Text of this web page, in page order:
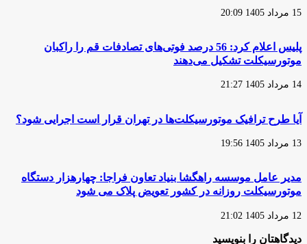
منصوب
15 مرداد 1405 20:09
پلیس اعلام کرد: 56 درصد فوتی‌های تصادفات قم را راکبان
موتورسیکلت تشکیل می‌دهند
14 مرداد 1405 21:27
آیا طرح ترافیک موتورسیکلت‌ها در تهران قرار است اجرایی شود؟
13 مرداد 1405 19:56
مدیر عامل موسسه راهگشا بنیاد تعاون فراجا: چهارهزار دستگاه
موتورسیکلت روزانه در کشور تعویض پلاک می شود
12 مرداد 1405 21:02
دیدگاهتان را بنویسید